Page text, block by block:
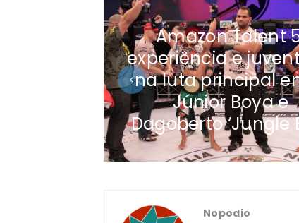
Amazon Talent
experiência e
na luta principal
Júnior Boya e
Dagoberto ‘Jungle
Nopodio